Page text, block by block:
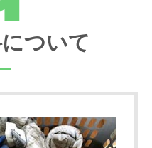
ついて